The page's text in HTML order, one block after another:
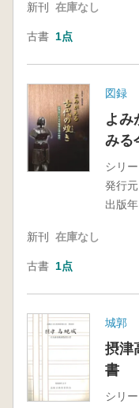
新刊 在庫なし
古書 1点
図録
よ
みる
シリー
発行元
出版年
新刊 在庫なし
古書 1点
城郭
摂津
書
シリー